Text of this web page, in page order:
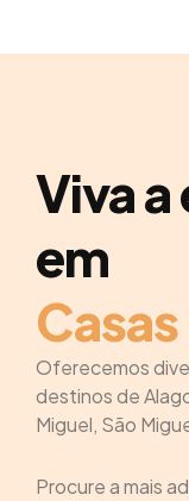
Viva
em
Oferecemos
destinos de
Miguel, São
Procure a mais